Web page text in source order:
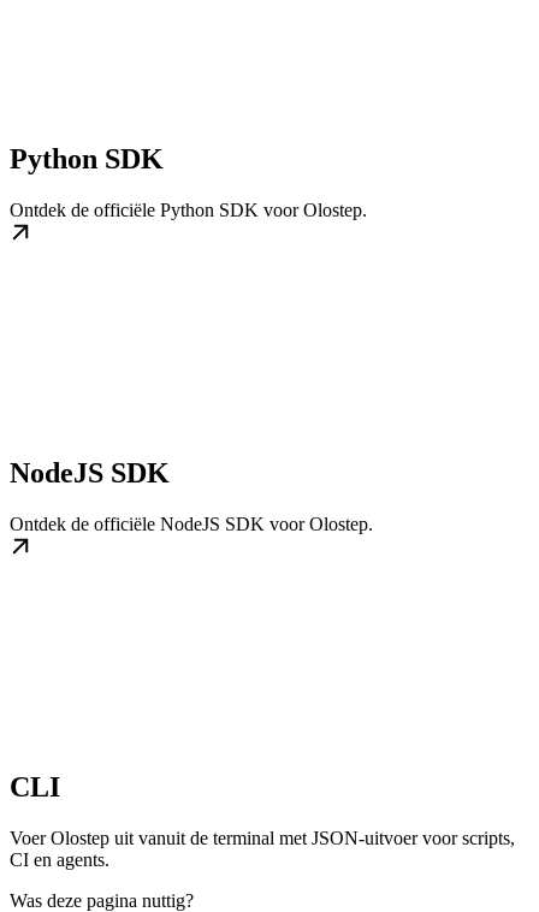
Python SDK
Ontdek de officiële Python SDK voor Olostep.
NodeJS SDK
Ontdek de officiële NodeJS SDK voor Olostep.
CLI
Voer Olostep uit vanuit de terminal met JSON-uitvoer voor scripts,
CI en agents.
Was deze pagina nuttig?